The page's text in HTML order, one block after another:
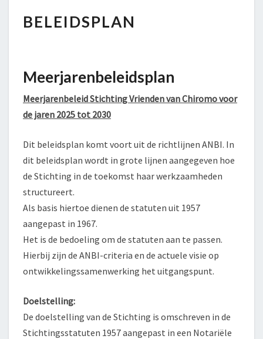
BELEIDSPLAN
Meerjarenbeleidsplan
Meerjarenbeleid Stichting Vrienden van Chiromo voor
de jaren 2025 tot 2030
Dit beleidsplan komt voort uit de richtlijnen ANBI. In
dit beleidsplan wordt in grote lijnen aangegeven hoe
de Stichting in de toekomst haar werkzaamheden
structureert.
Als basis hiertoe dienen de statuten uit 1957
aangepast in 1967.
Het is de bedoeling om de statuten aan te passen.
Hierbij zijn de ANBI-criteria en de actuele visie op
ontwikkelingssamenwerking het uitgangspunt.
Doelstelling:
De doelstelling van de Stichting is omschreven in de
Stichtingsstatuten 1957 aangepast in een Notariële